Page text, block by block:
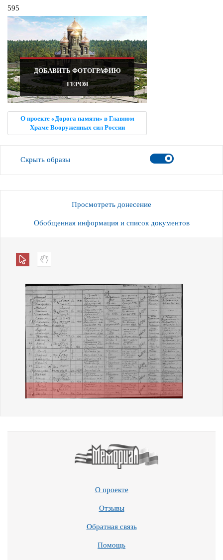
595
ДОБАВИТЬ ФОТОГРАФИЮ
ГЕРОЯ
О проекте «Дорога памяти» в Главном
Храме Вооруженных сил России
Скрыть образы
Просмотреть донесение
Обобщенная информация и список документов
О проекте
Отзывы
Обратная связь
Помощь